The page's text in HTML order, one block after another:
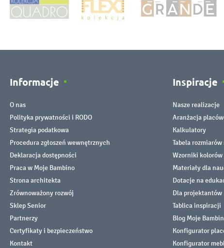
Informacje
O nas
Polityka prywatności i RODO
Strategia podatkowa
Procedura zgłoszeń wewnętrznych
Deklaracja dostępności
Praca w Moje Bambino
Strona architekta
Zrównoważony rozwój
Sklep Senior
Partnerzy
Certyfikaty i bezpieczeństwo
Kontakt
Inspiracje
Nasze realizacje
Aranżacja
Kalkulatory
Tabela rozmiarów
Wzorniki kolorów
Materiały dla
Dotacje na
Dla projektantów
Tablica inspiracji
Blog Moje
Konfigurator
Konfigurator